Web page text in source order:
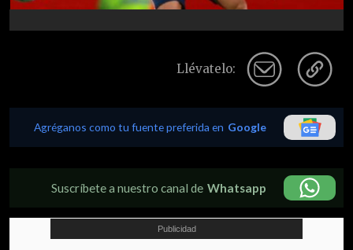
Llévatelo:
Agréganos como tu fuente preferida en Google
Suscríbete a nuestro canal de Whatsapp